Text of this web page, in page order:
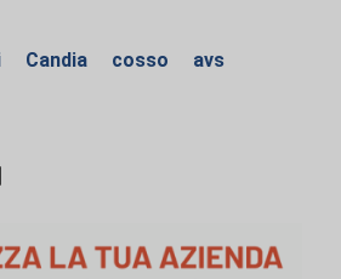
Candia cosso
avs